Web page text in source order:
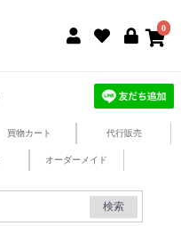
0
買物カート 代行販売
オーダーメイド
検索